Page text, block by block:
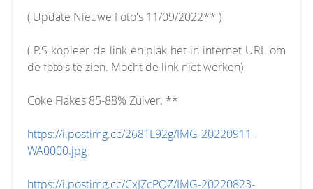
( Update Nieuwe Foto's 11/09/2022** )
( P.S kopieer de link en plak het in internet URL om
de foto's te zien. Mocht de link niet werken)
Coke Flakes 85-88% Zuiver. **
https://i.postimg.cc/268TL92g/IMG-20220911-
WA0000.jpg
https://i.postimg.cc/CxJZcPQZ/IMG-20220823-